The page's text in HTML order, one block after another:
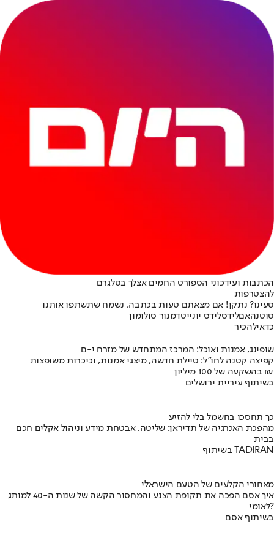
הכתבות ועידכוני הספורט החמים אצלך בטלגרם
להצטרפות
טעינו? נתקן! אם מצאתם טעות בכתבה, נשמח שתשתפו אותנו
טוטנהאםלידסלידס יונייטדמנור סולומון
כדאילהכיר
שופינג, אמנות ואוכל: המרכז המתחדש של מזרח י-ם
קפיצה קטנה לחו"ל: טיילת חדשה, מיצגי אמנות, וכיכרות משופצות
בהשקעה של 100 מיליון ₪
בשיתוף עיריית ירושלים
כך תחסכו בחשמל בלי להזיע
מהפכת האנרגיה של תדיראן: שליטה, אבטחת מידע וניהול אקלים חכם
בבית
בשיתוף TADIRAN
מאחורי הקלעים של הטעם הישראלי
איך אסם הפכה את תקופת הצנע והמחסור הקשה של שנות ה-40 למותג
לאומי?
בשיתוף אסם